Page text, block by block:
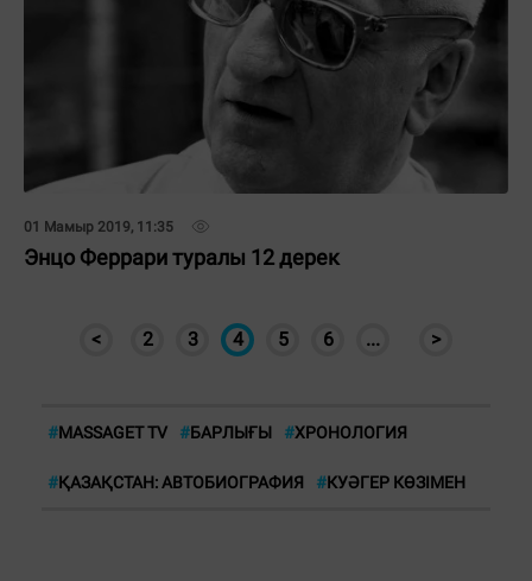
01 Мамыр 2019, 11:35
Энцо Феррари туралы 12 дерек
< 2 3 4 5 6 ... >
#MASSAGET TV #БАРЛЫҒЫ #ХРОНОЛОГИЯ
#ҚАЗАҚСТАН: АВТОБИОГРАФИЯ #КУӘГЕР КӨЗІМЕН